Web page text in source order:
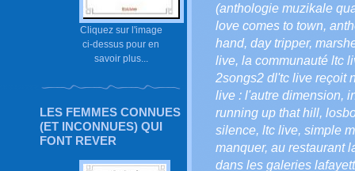
Cliquez sur l'image
ci-dessus pour en
savoir plus...
LES FEMMES CONNUES
(ET INCONNUES) QUI
FONT REVER
(anthologie muzikale
love comes to town,
hand, day tripper,
live, la communauté ltc
2songs2 dl'tc live reçoit
live : l'autre dimension,
running up that hill,
silence, ltc live, simple
manquer, au restaurant
dans les galeries